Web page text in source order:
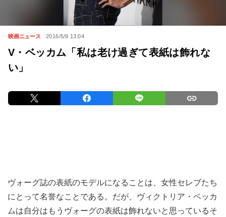
映画ニュース 2016/5/9 13:04
V・ベッカム「私は老け過ぎて表紙は飾れな
い」
ヴォーグ誌の表紙のモデルになることは、女性セレブたち
にとって名誉なことである。だが、ヴィクトリア・ベッカ
ムは自分はもうヴォーグの表紙は飾れないと思っているそ